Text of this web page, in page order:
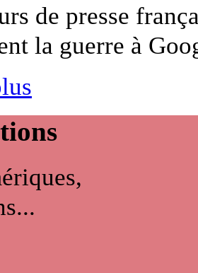
de presse
la guerre à